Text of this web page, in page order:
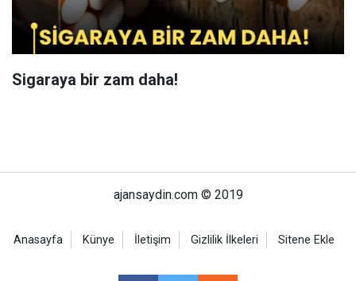
Sigaraya bir zam daha!
ajansaydin.com © 2019
Anasayfa Künye İletişim Gizlilik İlkeleri Sitene Ekle